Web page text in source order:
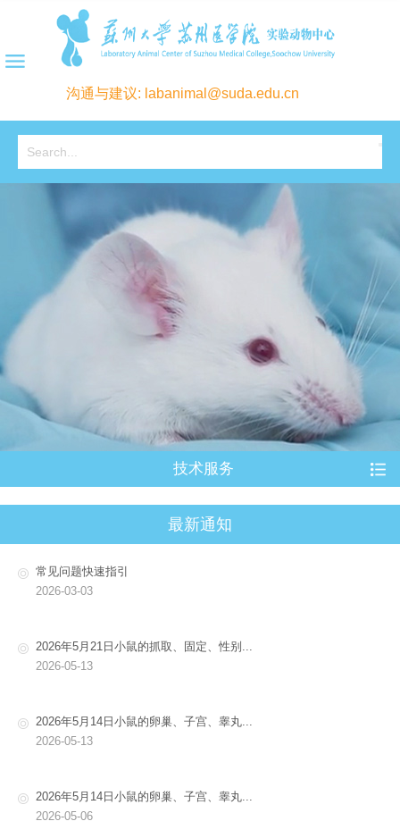
沟通与建议: labanimal@suda.edu.cn
技术服务
最新通知
常见问题快速指引
2026-03-03
2026年5月21日小鼠的抓取、固定、性别...
2026-05-13
2026年5月14日小鼠的卵巢、子宫、睾丸...
2026-05-13
2026年5月14日小鼠的卵巢、子宫、睾丸...
2026-05-06